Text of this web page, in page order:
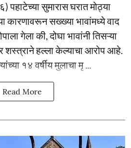
पहाटेच्या सुमारास घरात मोठ्या
कारणावरून सख्ख्या भावांमध्ये वाद
गेला की, दोघा भावांनी तिसऱ्या
शस्त्राने हल्ला केल्याचा आरोप आहे.
१४ वर्षीय मुलाचा मृ ...
Read More